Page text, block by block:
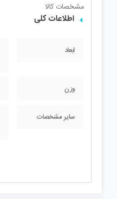
مشخصات کالا
اطلاعات کلی
ابعاد
وزن
سایر مشخصات